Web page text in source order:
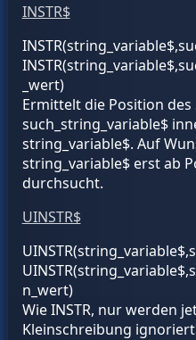
INSTR$
INSTR(
INSTR(
_wert)
Ermittelt die Position des
such_string_variable$
string_variable$. Auf
string_variable$erst ab
durchsucht.
UINSTR$
UINSTR(string_variable$,
UINSTR(string_variable$,
n_wert)
Wie INSTR, nur werden
Kleinschreibung